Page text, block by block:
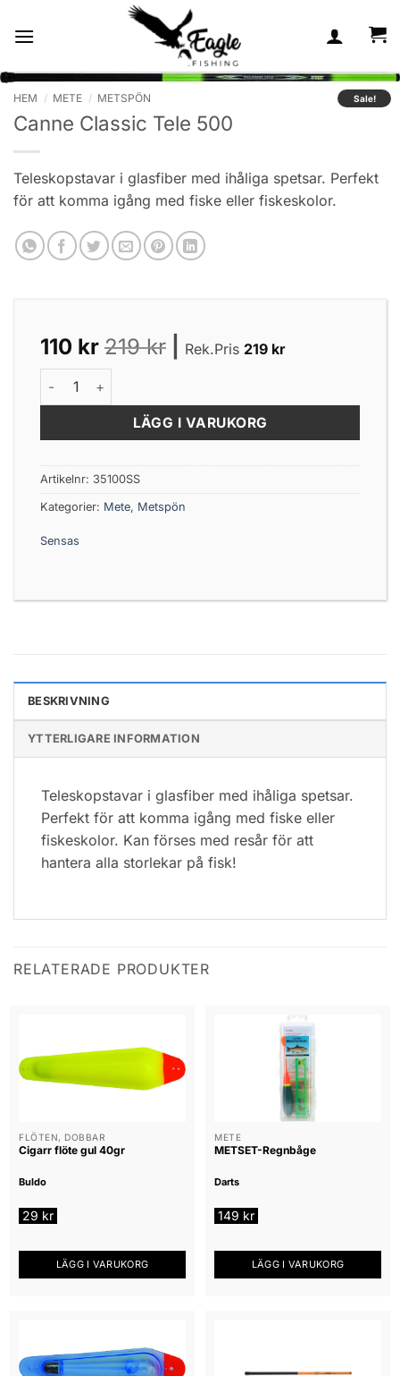
Sale!
HEM / METE / METSPÖN
Canne Classic Tele 500
Teleskopstavar i glasfiber med ihåliga spetsar. Perfekt
för att komma igång med fiske eller fiskeskolor.
110 kr 219kr Rek.Pris 219 kr
Canne Classic Tele 500 mängd
LÄGG I VARUKORG
Artikelnr: 35100SS
Kategorier: Mete, Metspön
Sensas
BESKRIVNING
YTTERLIGARE INFORMATION
Teleskopstavar i glasfiber med ihåliga spetsar.
Perfekt för att komma igång med fiske eller
fiskeskolor. Kan förses med resår för att
hantera alla storlekar på fisk!
RELATERADE PRODUKTER
FLÖTEN, DOBBAR
Cigarr flöte gul 40gr
Buldo
29 kr
LÄGG I VARUKORG
METE
METSET-Regnbåge
Darts
149 kr
LÄGG I VARUKORG